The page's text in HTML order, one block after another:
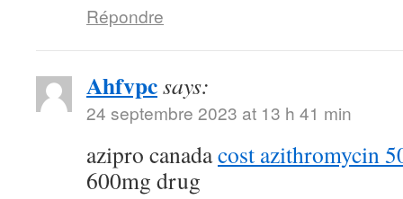
Répondre
Ahfvpcsays:
24 septembre 2023 at 13 h 41 min
azipro canadacost azithromycin
600mg drug